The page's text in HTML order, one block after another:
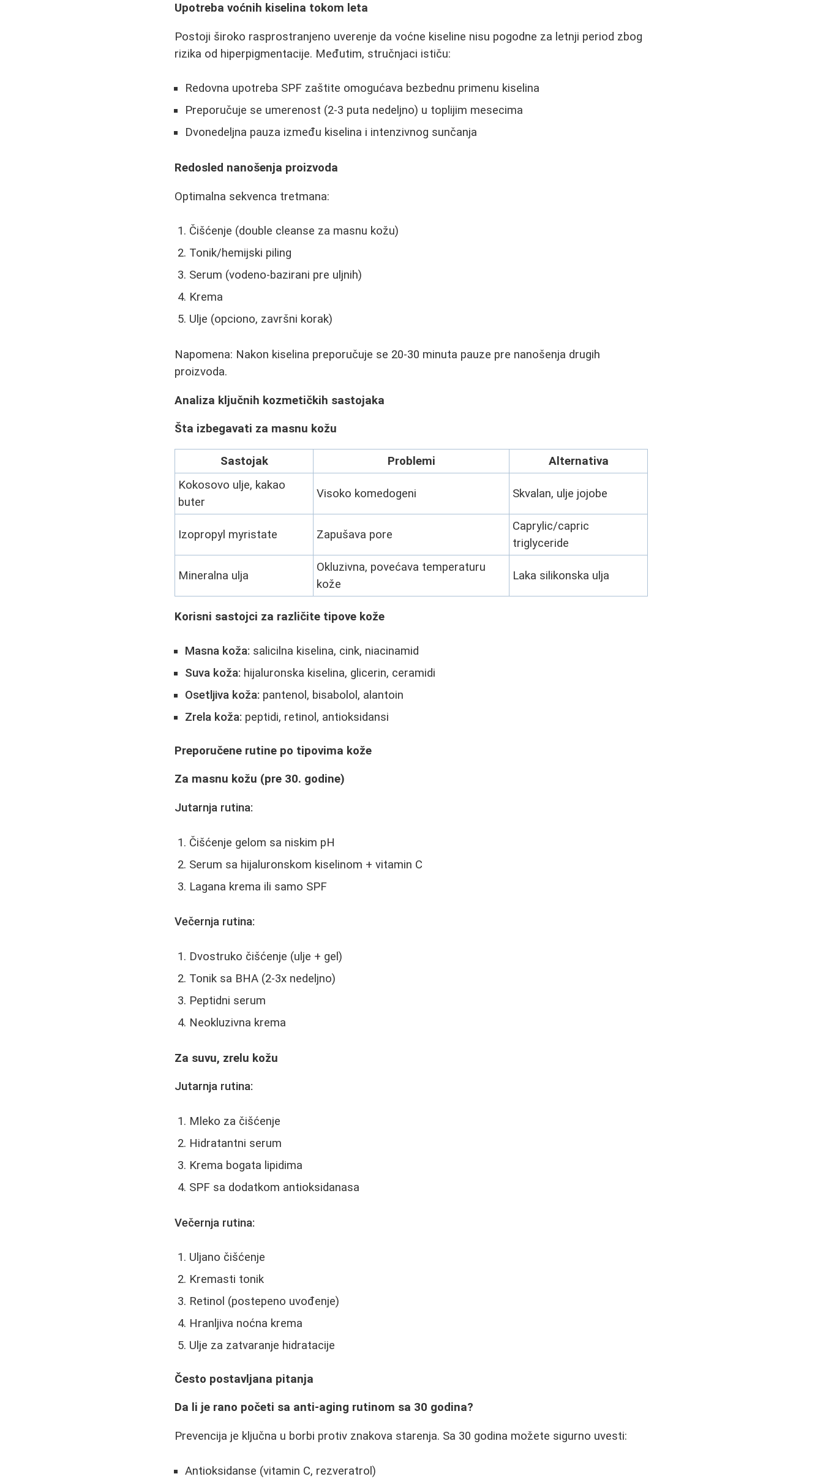
Upotreba voćnih kiselina tokom leta
Postoji široko rasprostranjeno uverenje da voćne kiseline nisu pogodne za letnji period zbog
rizika od hiperpigmentacije. Međutim, stručnjaci ističu:
Redovna upotreba SPF zaštite omogućava bezbednu primenu kiselina
Preporučuje se umerenost (2-3 puta nedeljno) u toplijim mesecima
Dvonedeljna pauza između kiselina i intenzivnog sunčanja
Redosled nanošenja proizvoda
Optimalna sekvenca tretmana:
Čišćenje (double cleanse za masnu kožu)
Tonik/hemijski piling
Serum (vodeno-bazirani pre uljnih)
Krema
Ulje (opciono, završni korak)
Napomena: Nakon kiselina preporučuje se 20-30 minuta pauze pre nanošenja drugih
proizvoda.
Analiza ključnih kozmetičkih sastojaka
Šta izbegavati za masnu kožu
Sastojak Problemi
Alternativa
Kokosovo ulje, kakao
buter
Visoko komedogeni Skvalan, ulje jojobe
Izopropyl myristate Zapušava pore
Caprylic/capric
triglyceride
Mineralna ulja
Okluzivna, povećava temperaturu
kože
Laka silikonska ulja
Korisni sastojci za različite tipove kože
Masna koža: salicilna kiselina, cink, niacinamid
Suva koža: hijaluronska kiselina, glicerin, ceramidi
Osetljiva koža: pantenol, bisabolol, alantoin
Zrela koža: peptidi, retinol, antioksidansi
Preporučene rutine po tipovima kože
Za masnu kožu (pre 30. godine)
Jutarnja rutina:
Čišćenje gelom sa niskim pH
Serum sa hijaluronskom kiselinom + vitamin C
Lagana krema ili samo SPF
Večernja rutina:
Dvostruko čišćenje (ulje + gel)
Tonik sa BHA (2-3x nedeljno)
Peptidni serum
Neokluzivna krema
Za suvu, zrelu kožu
Jutarnja rutina:
Mleko za čišćenje
Hidratantni serum
Krema bogata lipidima
SPF sa dodatkom antioksidanasa
Večernja rutina:
Uljano čišćenje
Kremasti tonik
Retinol (postepeno uvođenje)
Hranljiva noćna krema
Ulje za zatvaranje hidratacije
Često postavljana pitanja
Da li je rano početi sa anti-aging rutinom sa 30 godina?
Prevencija je ključna u borbi protiv znakova starenja. Sa 30 godina možete sigurno uvesti:
Antioksidanse (vitamin C, rezveratrol)